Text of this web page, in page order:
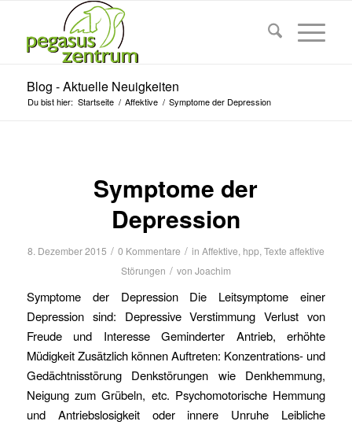
Blog - Aktuelle Neuigkeiten
Du bist hier: Startseite / Affektive / Symptome der Depression
Symptome der
Depression
8. Dezember 2015 / 0 Kommentare / in Affektive, hpp, Texte affektive
Störungen / von Joachim
Symptome der Depression Die Leitsymptome einer
Depression sind: Depressive Verstimmung Verlust von
Freude und Interesse Geminderter Antrieb, erhöhte
Müdigkeit Zusätzlich können Auftreten: Konzentrations- und
Gedächtnisstörung Denkstörungen wie Denkhemmung,
Neigung zum Grübeln, etc. Psychomotorische Hemmung
und Antriebslosigkeit oder innere Unruhe Leibliche